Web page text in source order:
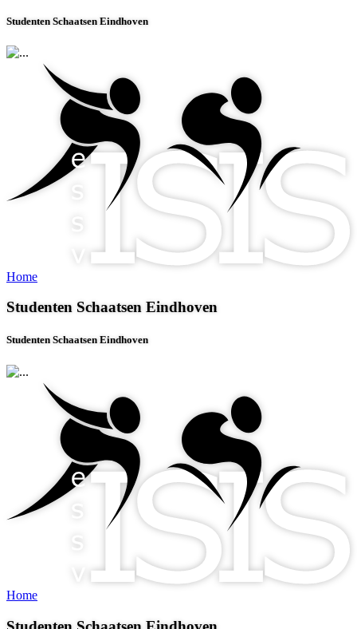
Studenten Schaatsen Eindhoven
Home
Studenten Schaatsen Eindhoven
Studenten Schaatsen Eindhoven
Home